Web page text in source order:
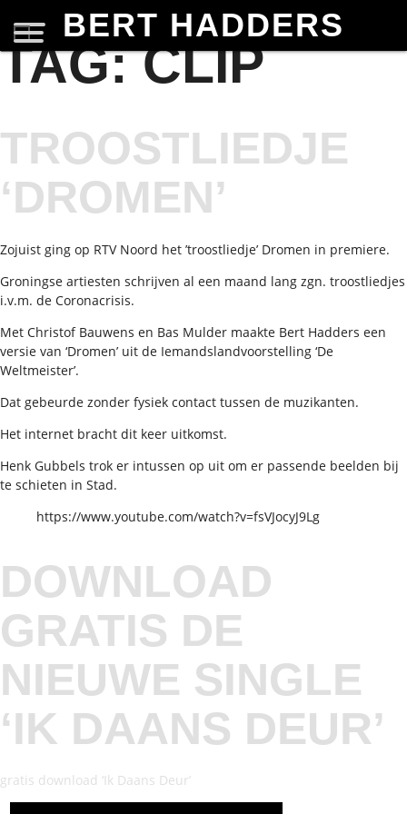
BERT HADDERS
TAG:CLIP
TROOSTLIEDJE
‘DROMEN’
Zojuist ging op RTV Noord het ’troostliedje’ Dromen in premiere.
Groningse artiesten schrijven al een maand lang zgn. troostliedjes
i.v.m. de Coronacrisis.
Met Christof Bauwens en Bas Mulder maakte Bert Hadders een
versie van ‘Dromen’ uit de Iemandslandvoorstelling ‘De
Weltmeister’.
Dat gebeurde zonder fysiek contact tussen de muzikanten.
Het internet bracht dit keer uitkomst.
Henk Gubbels trok er intussen op uit om er passende beelden bij
te schieten in Stad.
https://www.youtube.com/watch?v=fsVJocyJ9Lg
DOWNLOAD
GRATIS DE
NIEUWE SINGLE
‘IK DAANS DEUR’
gratis download ‘Ik Daans Deur’